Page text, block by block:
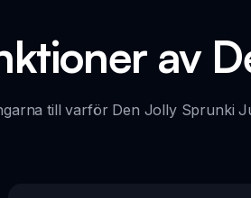
av
till varför Den Jolly Sprunki